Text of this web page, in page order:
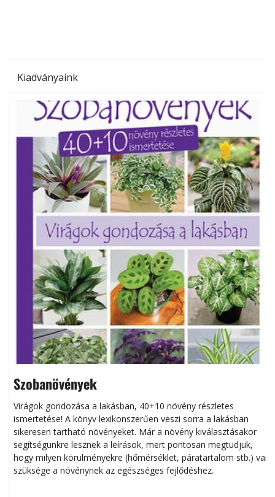
Kiadványaink
Szobanövények
Virágok gondozása a lakásban, 40+10 növény részletes
ismertetése! A könyv lexikonszerűen veszi sorra a lakásban
sikeresen tart­ha­tó növényeket. Már a növény kiválasztásakor
segítségünkre lesznek a leírások, mert pontosan megtudjuk,
hogy milyen körülményekre (hőmérséklet, páratartalom stb.) van
szüksége a növénynek az egészséges fejlődéshez.